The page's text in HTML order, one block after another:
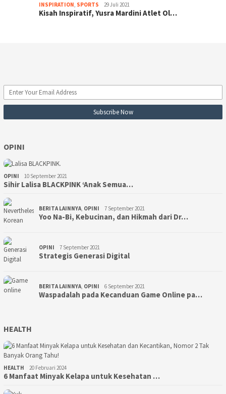
INSPIRATION, SPORTS 29 Juli 2021
Kisah Inspiratif, Yusra Mardini Atlet Ol…
OPINI
OPINI 10 September 2021
Sihir Lalisa BLACKPINK ‘Anak Semua…
BERITA LAINNYA, OPINI 7 September 2021
Yoo Na-Bi, Kebucinan, dan Hikmah dari Dr…
OPINI 7 September 2021
Strategis Generasi Digital
BERITA LAINNYA, OPINI 6 September 2021
Waspadalah pada Kecanduan Game Online pa…
HEALTH
HEALTH 20 Februari 2024
6 Manfaat Minyak Kelapa untuk Kesehatan …